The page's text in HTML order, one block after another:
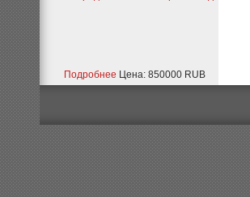
Подробнее Цена: 850000 RUB